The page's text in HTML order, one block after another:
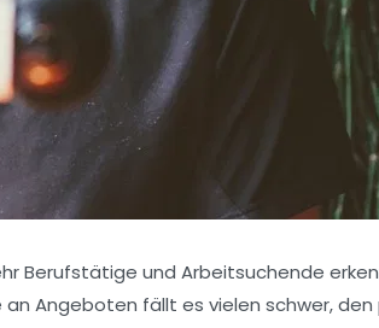
Berufstätige und Arbeitsuchende
Angeboten fällt es vielen schwer,